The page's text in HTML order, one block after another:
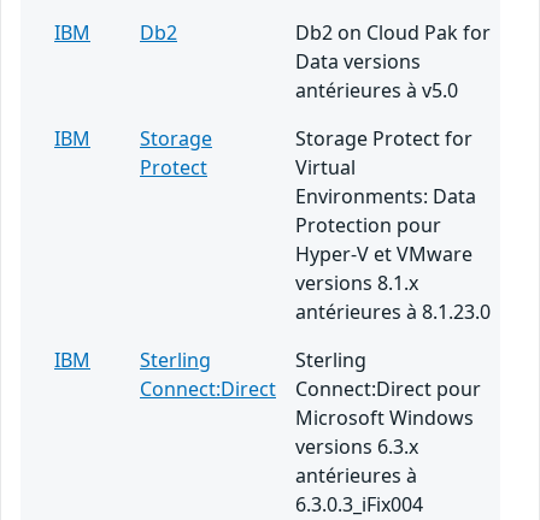
IBM
Db2
Db2 on Cloud Pak for
Data versions
antérieures à v5.0
IBM
Storage
Protect
Storage Protect for
Virtual
Environments: Data
Protection pour
Hyper-V et VMware
versions 8.1.x
antérieures à 8.1.23.0
IBM
Sterling
Connect:Direct
Sterling
Connect:Direct pour
Microsoft Windows
versions 6.3.x
antérieures à
6.3.0.3_iFix004